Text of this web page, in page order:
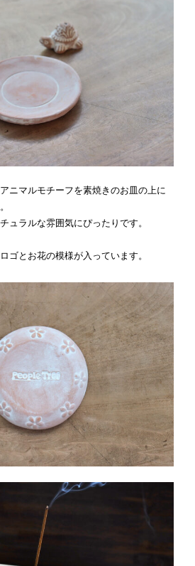
ニマルモチーフを素焼きのお皿の上に
ュラルな雰囲気にぴったりです。
ゴとお花の模様が入っています。